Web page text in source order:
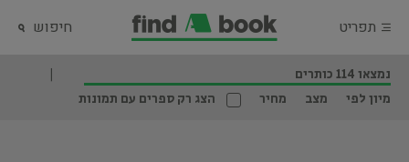
תפריט חיפוש
נמצאו 114 כותרים
מיון לפי
מצב מחיר הצג רק ספרים עם תמונות